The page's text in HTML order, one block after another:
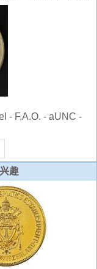
- F.A.O. - aUNC -
趣